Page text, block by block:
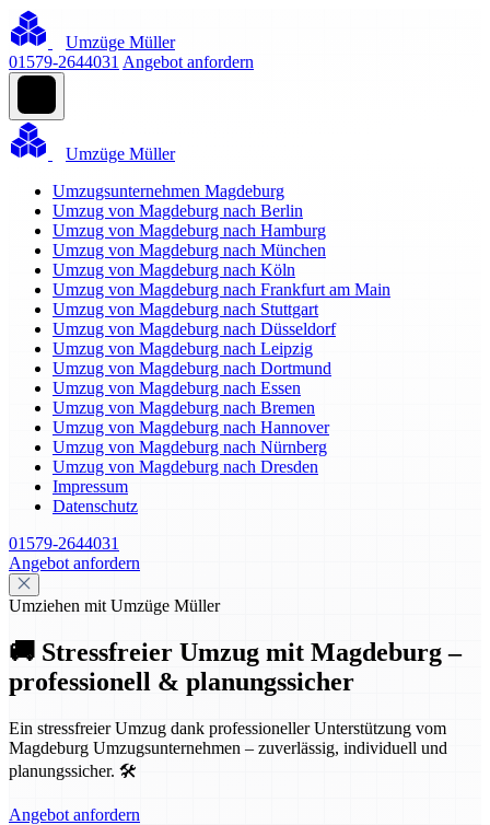
Umzüge Müller
01579-2644031 Angebot anfordern
Umzüge Müller
Umzugsunternehmen Magdeburg
Umzug von Magdeburg nach Berlin
Umzug von Magdeburg nach Hamburg
Umzug von Magdeburg nach München
Umzug von Magdeburg nach Köln
Umzug von Magdeburg nach Frankfurt am Main
Umzug von Magdeburg nach Stuttgart
Umzug von Magdeburg nach Düsseldorf
Umzug von Magdeburg nach Leipzig
Umzug von Magdeburg nach Dortmund
Umzug von Magdeburg nach Essen
Umzug von Magdeburg nach Bremen
Umzug von Magdeburg nach Hannover
Umzug von Magdeburg nach Nürnberg
Umzug von Magdeburg nach Dresden
Impressum
Datenschutz
01579-2644031
Angebot anfordern
Umziehen mit Umzüge Müller
🚚 Stressfreier Umzug mit Magdeburg –
professionell & planungssicher
Ein stressfreier Umzug dank professioneller Unterstützung vom
Magdeburg Umzugsunternehmen – zuverlässig, individuell und
planungssicher. 🛠️
Angebot anfordern